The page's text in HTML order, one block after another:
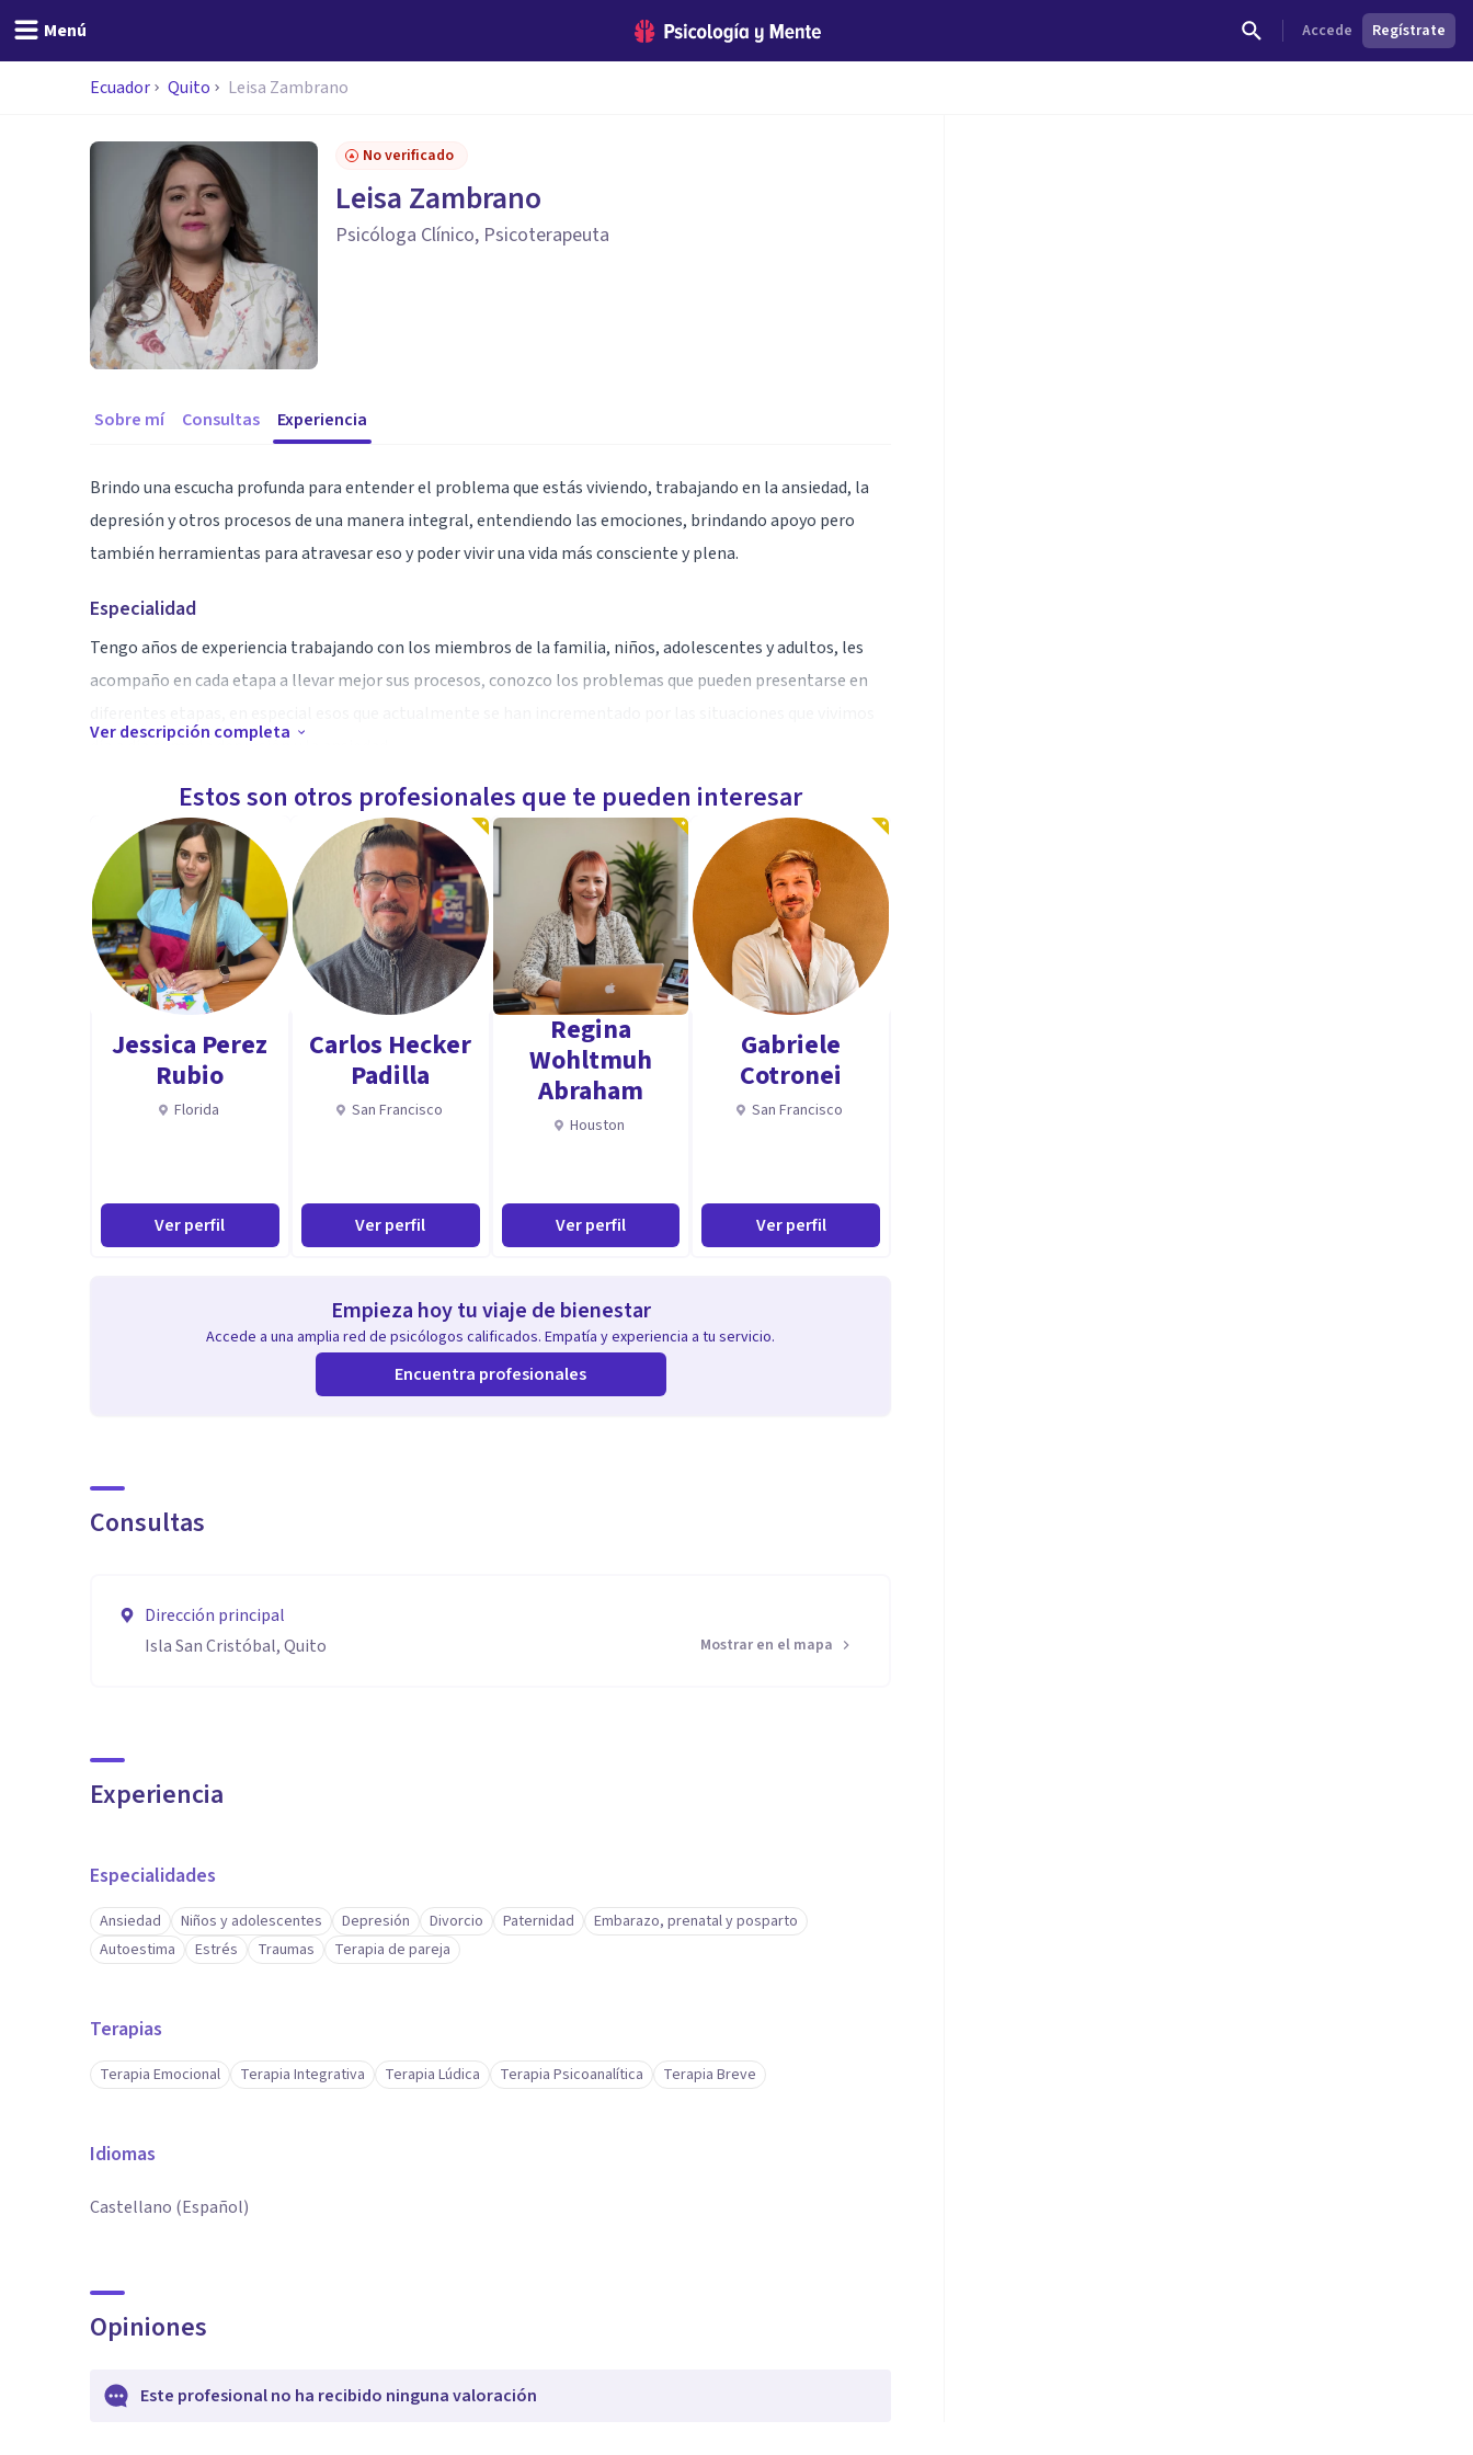
Menú Accede Regístrate
Ecuador Quito Leisa Zambrano
No verificado
Leisa Zambrano
Psicóloga Clínico, Psicoterapeuta
Sobre mí Consultas Experiencia
Brindo una escucha profunda para entender el problema que estás viviendo, trabajando en la ansiedad, la
depresión y otros procesos de una manera integral, entendiendo las emociones, brindando apoyo pero
también herramientas para atravesar eso y poder vivir una vida más consciente y plena.
Especialidad
Tengo años de experiencia trabajando con los miembros de la familia, niños, adolescentes y adultos, les
acompaño en cada etapa a llevar mejor sus procesos, conozco los problemas que pueden presentarse en
día a día como la depresión y la ansiedad.
Escucho detenidamente, para acompañarte y ayudarte a encontrar una mejor forma de atravesar tu día a
día, para que conozcas más de ti y así poder descubrir respuestas al torbellino que puede pasar por tu
mente.
Ver descripción completa
Estos son otros profesionales que te pueden interesar
Jessica Perez
Rubio
Florida
Ver perfil
Carlos Hecker
Padilla
San Francisco
Ver perfil
Regina
Wohltmuh
Abraham
Houston
Ver perfil
Gabriele
Cotronei
San Francisco
Ver perfil
Empieza hoy tu viaje de bienestar
Accede a una amplia red de psicólogos calificados. Empatía y experiencia a tu servicio.
Encuentra profesionales
Consultas
Dirección principal
Isla San Cristóbal, Quito
Mostrar en el mapa
Experiencia
Especialidades
Ansiedad Niños y adolescentes Depresión Divorcio Paternidad
Embarazo, prenatal y posparto
Autoestima
Estrés Traumas Terapia de pareja
Terapias
Terapia Emocional Terapia Integrativa Terapia Lúdica Terapia Psicoanalítica Terapia Breve
Idiomas
Castellano (Español)
Opiniones
Este profesional no ha recibido ninguna valoración